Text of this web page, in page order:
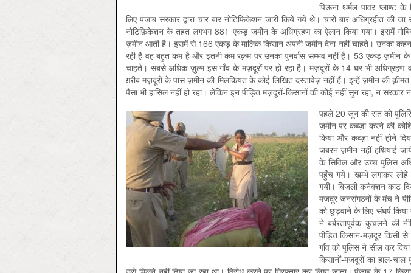
पिऊना थर्मल पावर प्लाण्ट
लिए पंजाब सरकार द्वारा चार बार नोटिफ़िकेशन जारी किये गये थे। चारों बार अधिग्रहीत की
नोटिफ़िकेशन के तहत लगभग 881 एकड़ ज़मीन के अधिग्रहण का ऐलान किया गया। इसमें
ज़मीन आती है। इसमें से 166 एकड़ के मालिक किसान अपनी ज़मीन देना नहीं चाहते। उनका
रही है वह बहुत कम है और इतनी कम रक़म पर उनका पुनर्वास सम्भव नहीं है। 53 एकड़ ज़मीन के
चाहते। सबसे अधिक ज़ुल्म इस गाँव के मज़दूरों पर हो रहा है। मज़दूरों के 14 घर भी
ग़रीब मज़दूरों के पास ज़मीन की मिलकियत के कोई लिखित दस्तावेज़ नहीं हैं। इन्हें ज़मीन की
पैसा भी हासिल नहीं हो रहा। लेकिन इन पीड़ित मज़दूरों-किसानों की कोई नहीं सुन रहा, न सरकार
पहले 20 जून की रात को
ज़मीन पर कब्ज़ा करने की
किया और कब्ज़ा नहीं होने
जबरन ज़मीन नहीं हथियाई
के सिविल और उच्च पुलिस
पहुँच गये। खम्भे लगाकर लोहे
गयी। बिजली कनेक्शन काट
मज़दूर जनसंगठनों के मंच ने
को छुड़वाने के लिए संघर्ष
ने बर्बरतापूर्वक कुचलने की
पीड़ित किसान-मज़दूर किसी से
गाँव को पुलिस ने सील कर
किसानों-मज़दूरों का हाल-